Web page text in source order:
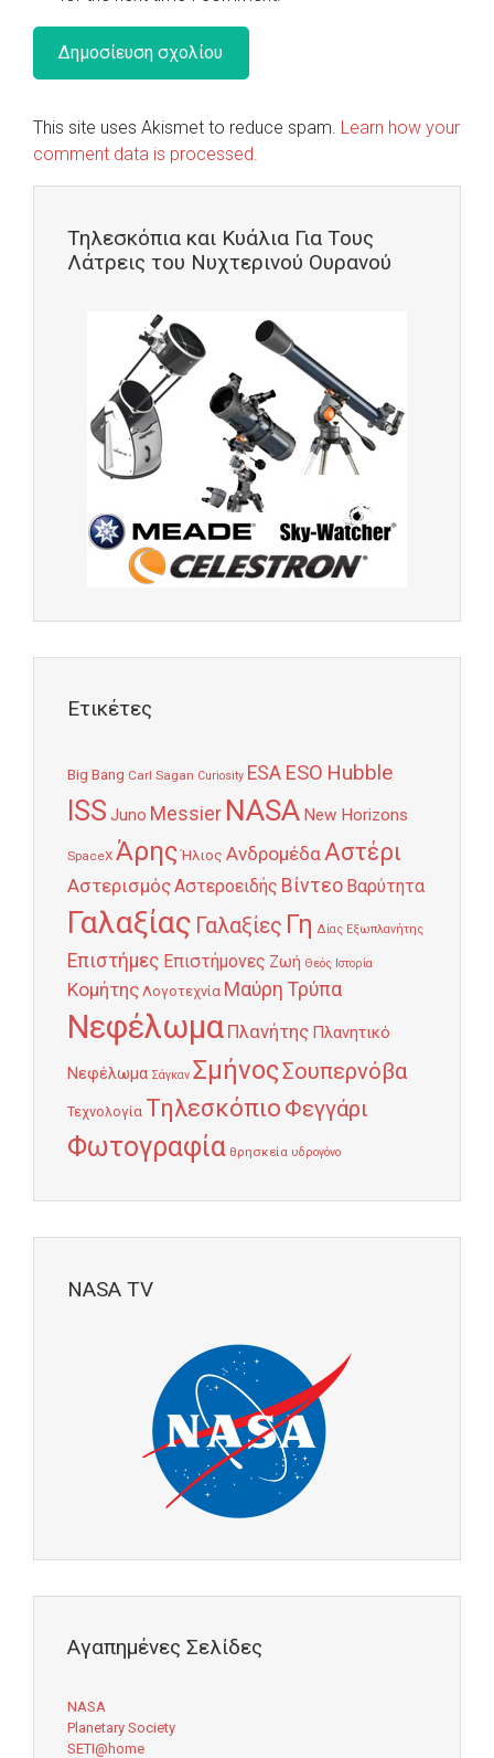
This site uses Akismet to reduce spam. Learn how your
comment data is processed.
Τηλεσκόπια και Κυάλια Για Τους
Λάτρεις του Νυχτερινού Ουρανού
Ετικέτες
Big Bang Carl Sagan Curiosity ESA ESO Hubble
ISS Juno Messier NASA New Horizons
SpaceX Άρης Ήλιος ΑνδρομέδαΑστέρι
ΑστερισμόςΑστεροειδής Βίντεο Βαρύτητα
Γαλαξίας Γαλαξίες Γη Δίας Εξωπλανήτης
Επιστήμες Επιστήμονες Ζωή Θεός Ιστορία
Κομήτης Λογοτεχνία Μαύρη Τρύπα
Νεφέλωμα Πλανήτης Πλανητικό
Νεφέλωμα Σάγκαν ΣμήνοςΣουπερνόβα
Τεχνολογία Τηλεσκόπιο Φεγγάρι
Φωτογραφία θρησκεία υδρογόνο
NASA TV
Αγαπημένες Σελίδες
NASA
Planetary Society
SETI@home